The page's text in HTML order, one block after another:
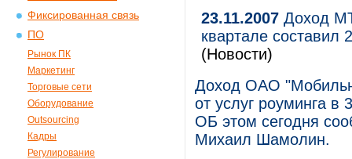
Фиксированная связь
ПО
Рынок ПК
Маркетинг
Торговые сети
Оборудование
Outsourcing
Кадры
Регулирование
23.11.2007 Доход
квартале составил
(Новости)
Доход ОАО
от услуг роуминга в
ОБ этом сегодня
Михаил Шамолин.